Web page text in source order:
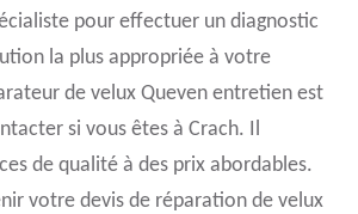
pour effectuer un diagnostic
la plus appropriée à votre
de velux Queven entretien est
si vous êtes à Crach. Il
de qualité à des prix abordables.
votre devis de réparation de velux